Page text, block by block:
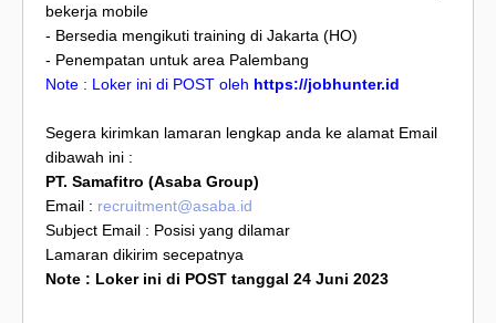
bekerja mobile
- Bersedia mengikuti training di Jakarta (HO)
- Penempatan untuk area Palembang
Note : Loker ini di POST oleh https://jobhunter.id
Segera kirimkan lamaran lengkap anda ke alamat Email
dibawah ini :
PT. Samafitro (Asaba Group)
Email : recruitment@asaba.id
Subject Email : Posisi yang dilamar
Lamaran dikirim secepatnya
Note : Loker ini di POST tanggal 24 Juni 2023